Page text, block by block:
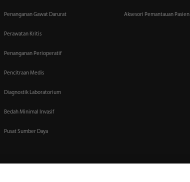
Penanganan Gawat Darurat
Perawatan Kritis
Penanganan Perioperatif
Pencitraan Medis
Diagnostik Laboratorium
Bedah Minimal Invasif
Pusat Sumber Daya
Aksesori Pemantauan Pasien